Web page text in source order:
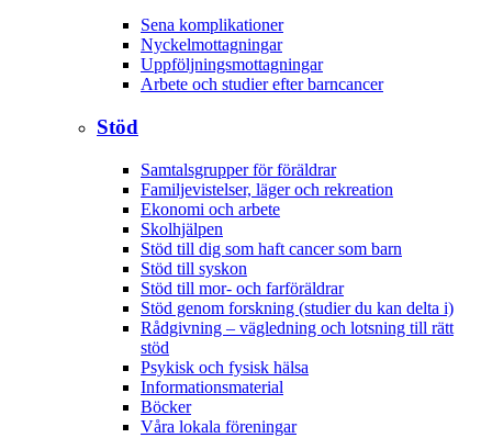
Sena komplikationer
Nyckelmottagningar
Uppföljningsmottagningar
Arbete och studier efter barncancer
Stöd
Samtalsgrupper för föräldrar
Familjevistelser, läger och rekreation
Ekonomi och arbete
Skolhjälpen
Stöd till dig som haft cancer som barn
Stöd till syskon
Stöd till mor- och farföräldrar
Stöd genom forskning (studier du kan delta i)
Rådgivning – vägledning och lotsning till rätt
stöd
Psykisk och fysisk hälsa
Informationsmaterial
Böcker
Våra lokala föreningar